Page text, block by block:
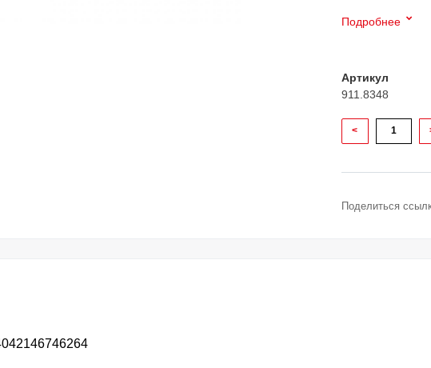
Подробнее
Артикул
911.8348
<
Поделиться